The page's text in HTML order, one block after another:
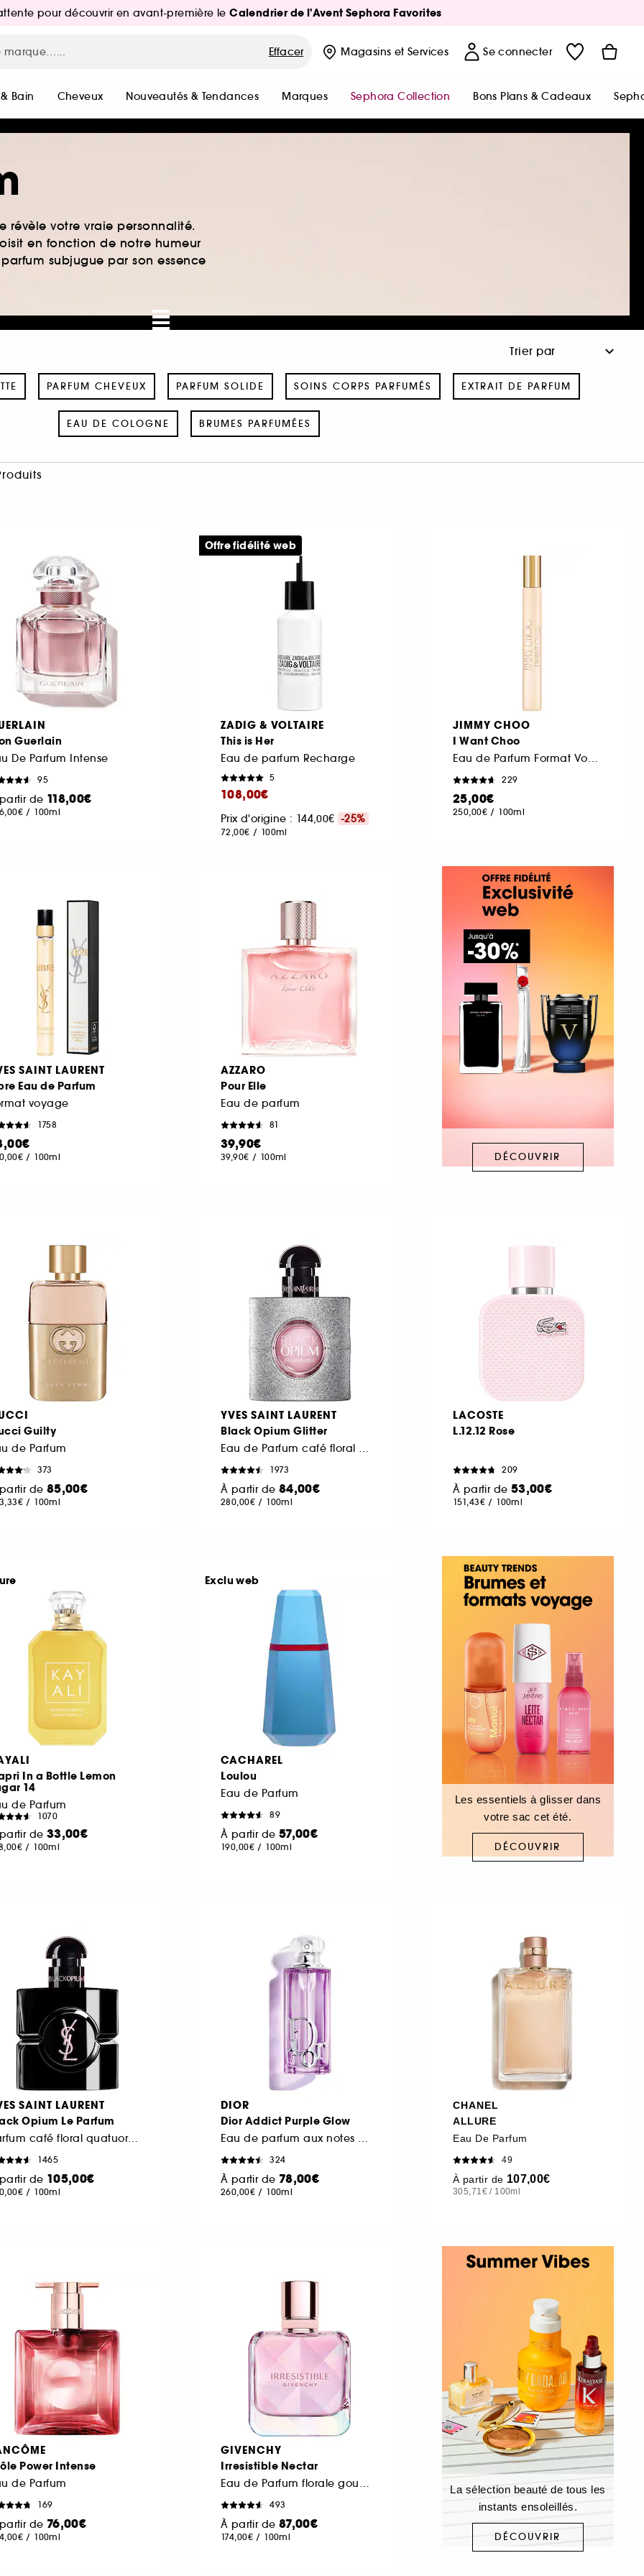
pour découvrir en avant-première leCalendrier de l'Avent Sephora Favorites
Effacer Magasins et Services Se connecter
Bain Cheveux Nouveautés & Tendances Marques Sephora Collection Bons Plans & Cadeaux
révèle votre vraie personnalité.
en fonction de notre humeur
subjugue par son essence
PARFUM CHEVEUX PARFUM SOLIDE SOINS CORPS PARFUMÉS EXTRAIT DE PARFUM
EAU DE COLOGNE BRUMES PARFUMÉES
Guerlain
De Parfum Intense
95
de 118,00€
/ 100ml
ZADIG & VOLTAIRE
This is Her
Eau de parfum Recharge
5
108,00€
Prix d'origine : 144,00€ -25%
72,00€ / 100ml
Offre fidélité web
JIMMY CHOO
I Want Choo
229
25,00€
250,00€ / 100ml
SAINT LAURENT
Eau de Parfum
voyage
1758
/ 100ml
AZZARO
Pour Elle
Eau de parfum
81
39,90€
39,90€ / 100ml DÉCOUVRIR
Guilty
de Parfum
373
de 85,00€
/ 100ml
YVES SAINT LAURENT
Black Opium Glitter
1973
À partir de 84,00€
280,00€ / 100ml
LACOSTE
L.12.12 Rose
209
À partir de 53,00€
151,43€ / 100ml
In a Bottle Lemon
14
de Parfum
1070
de 33,00€
/ 100ml
CACHAREL
Loulou
Eau de Parfum
89
À partir de 57,00€
190,00€ / 100ml
Exclu web
Les essentiels à glisser dans
votre sac cet été.
DÉCOUVRIR
SAINT LAURENT
Opium Le Parfum
Parfum café floral quatuor de vanilles pour femme
1465
de 105,00€
/ 100ml
DIOR
Dior Addict Purple Glow
324
À partir de 78,00€
260,00€ / 100ml
CHANEL
ALLURE
Eau De Parfum
49
À partir de 107,00€
305,71€ / 100ml
Power Intense
de Parfum
169
de 76,00€
/ 100ml
GIVENCHY
Irresistible Nectar
493
À partir de 87,00€
174,00€ / 100ml
La sélection beauté de tous les
instants ensoleillés.
DÉCOUVRIR